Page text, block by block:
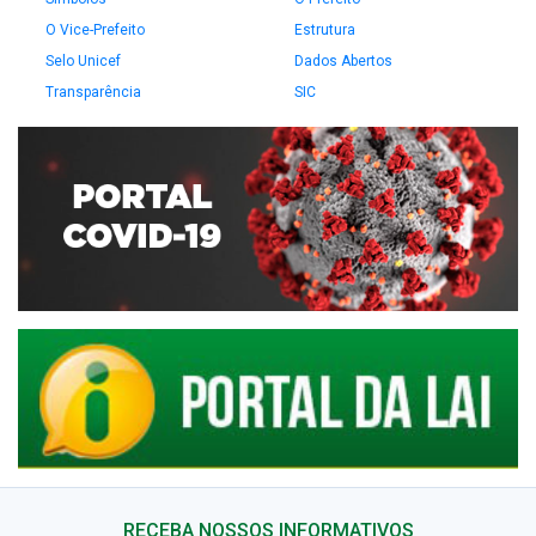
O Vice-Prefeito
Estrutura
Selo Unicef
Dados Abertos
Transparência
SIC
RECEBA NOSSOS INFORMATIVOS